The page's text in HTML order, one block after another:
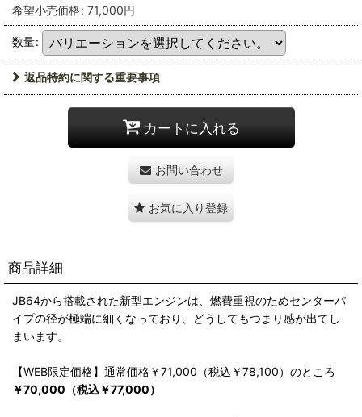
希望小売価格: 71,000円
数量:
返品特約に関する重要事項
カートに入れる
お問い合わせ
お気に入り登録
商品詳細
JB64から搭載された新型エンジンは、燃費重視のためセンターパ
イプの径が極端に細くなっており、どうしてもつまり感が出てし
まいます。
【WEB限定価格】通常価格￥71,000（税込￥78,100）のところ
￥70,000（税込￥77,000）